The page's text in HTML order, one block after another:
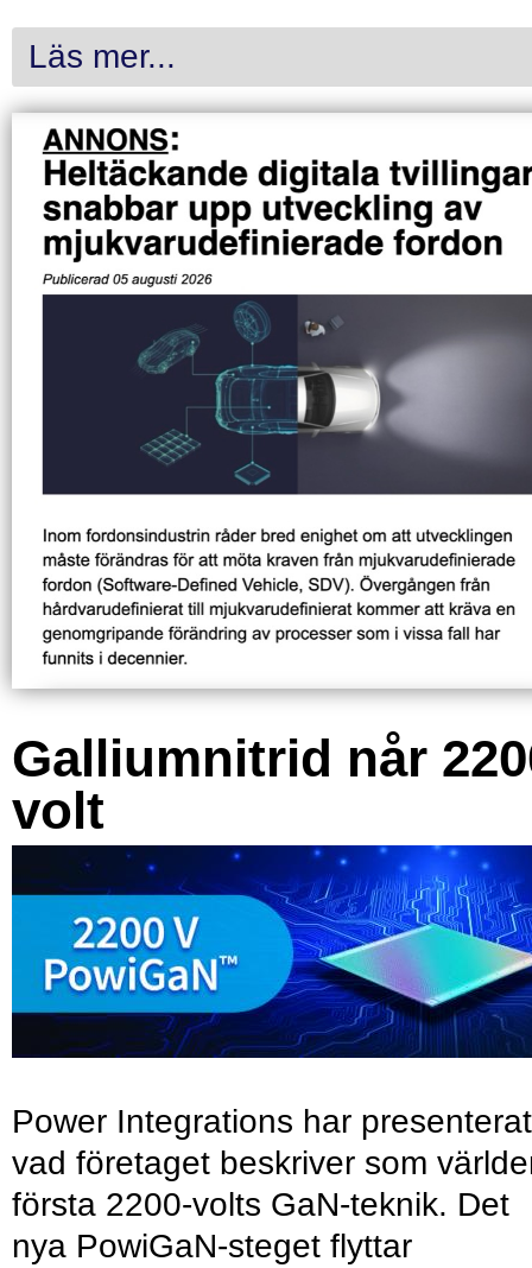
Läs mer...
Galliumnitrid når
volt
Power Integrations har presenterat
vad företaget beskriver som
första 2200-volts GaN-teknik. Det
nya PowiGaN-steget flyttar